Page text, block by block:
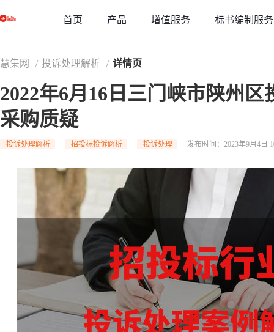
首页 产品 增值服务 标书编制服务
慧集网 / 投诉处理解析 / 详情页
2022年6月16日三门峡市陕州
采购质疑
投诉处理解析 招投标投诉解析 投诉处理 发布时间：2023年9月4日